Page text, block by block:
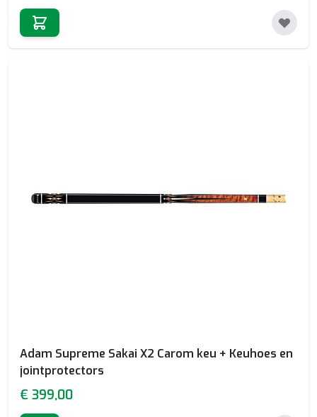
Adam Supreme Sakai X2 Carom keu + Keuhoes en
jointprotectors
€ 399,00